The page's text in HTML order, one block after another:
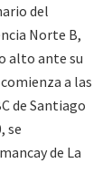
del
Norte B,
alto ante su
a las
de Santiago
se
de La